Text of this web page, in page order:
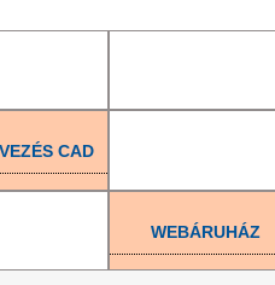
CAD
WEBÁRUHÁZ